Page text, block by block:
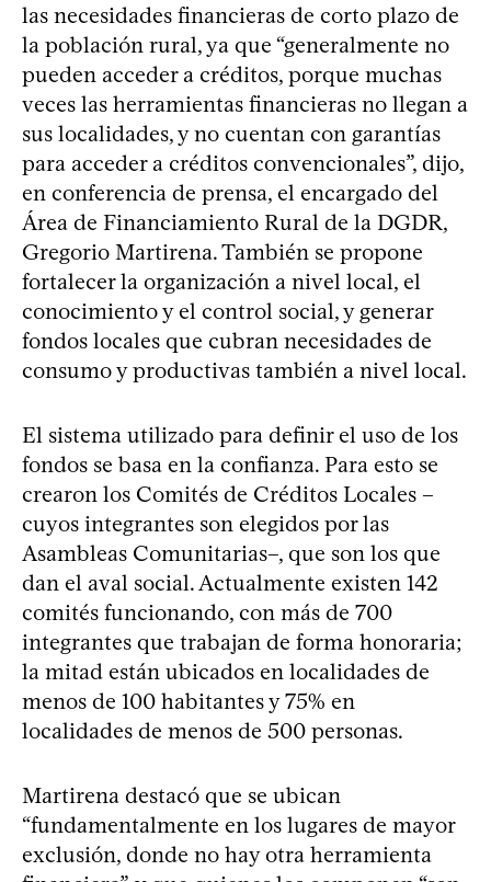
las necesidades financieras de corto plazo de
la población rural, ya que “generalmente no
pueden acceder a créditos, porque muchas
veces las herramientas financieras no llegan a
sus localidades, y no cuentan con garantías
para acceder a créditos convencionales”, dijo,
en conferencia de prensa, el encargado del
Área de Financiamiento Rural de la DGDR,
Gregorio Martirena. También se propone
fortalecer la organización a nivel local, el
conocimiento y el control social, y generar
fondos locales que cubran necesidades de
consumo y productivas también a nivel local.
El sistema utilizado para definir el uso de los
fondos se basa en la confianza. Para esto se
crearon los Comités de Créditos Locales –
cuyos integrantes son elegidos por las
Asambleas Comunitarias–, que son los que
dan el aval social. Actualmente existen 142
comités funcionando, con más de 700
integrantes que trabajan de forma honoraria;
la mitad están ubicados en localidades de
menos de 100 habitantes y 75% en
localidades de menos de 500 personas.
Martirena destacó que se ubican
“fundamentalmente en los lugares de mayor
exclusión, donde no hay otra herramienta